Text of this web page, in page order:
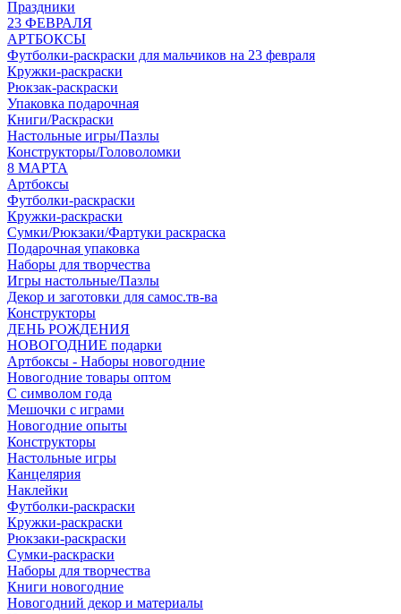
Праздники
23 ФЕВРАЛЯ
АРТБОКСЫ
Футболки-раскраски для мальчиков на 23 февраля
Кружки-раскраски
Рюкзак-раскраски
Упаковка подарочная
Книги/Раскраски
Настольные игры/Пазлы
Конструкторы/Головоломки
8 МАРТА
Артбоксы
Футболки-раскраски
Кружки-раскраски
Сумки/Рюкзаки/Фартуки раскраска
Подарочная упаковка
Наборы для творчества
Игры настольные/Пазлы
Декор и заготовки для самос.тв-ва
Конструкторы
ДЕНЬ РОЖДЕНИЯ
НОВОГОДНИЕ подарки
Артбоксы - Наборы новогодние
Новогодние товары оптом
С символом года
Мешочки с играми
Новогодние опыты
Конструкторы
Настольные игры
Канцелярия
Наклейки
Футболки-раскраски
Кружки-раскраски
Рюкзаки-раскраски
Сумки-раскраски
Наборы для творчества
Книги новогодние
Новогодний декор и материалы